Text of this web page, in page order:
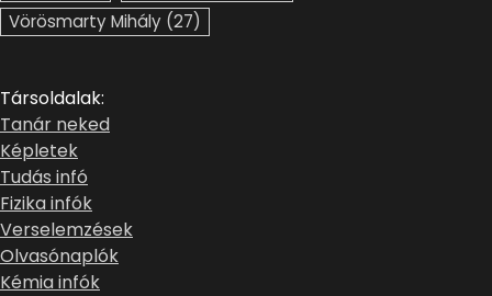
Vörösmarty Mihály (27)
Társoldalak:
Tanár neked
Képletek
Tudás infó
Fizika infók
Verselemzések
Olvasónaplók
Kémia infók